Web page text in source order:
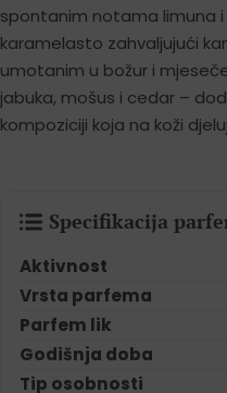
spontanim notama limuna
karamelasto zahvaljujući
umotanim u božur i
jabuka, mošus i cedar –
kompoziciji koja na koži
Specifikacija
Aktivnost
Vrsta parfema
Parfem lik
Godišnja doba
Tip osobnosti